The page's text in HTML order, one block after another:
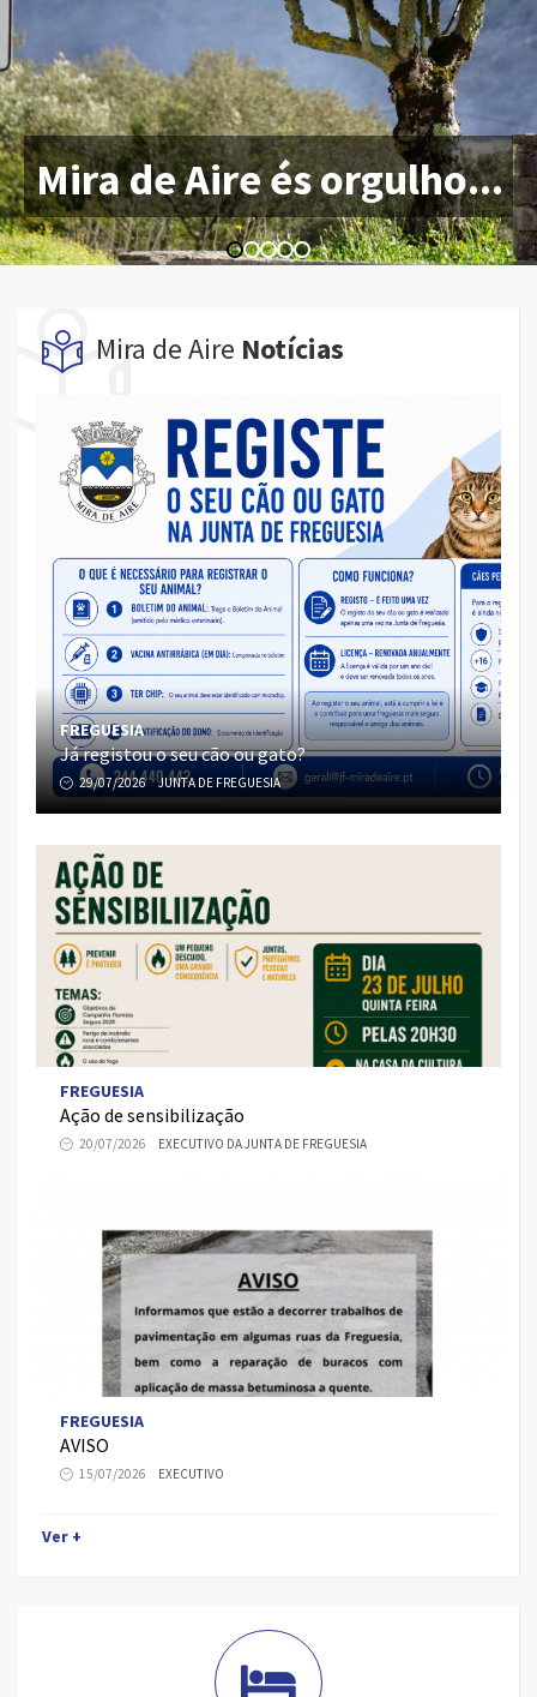
Mira de Aire és orgulho...
Mira de Aire Notícias
FREGUESIA
Já registou o seu cão ou gato?
29/07/2026 JUNTA DE FREGUESIA
FREGUESIA
Ação de sensibilização
20/07/2026 EXECUTIVO DA JUNTA DE FREGUESIA
FREGUESIA
AVISO
15/07/2026 EXECUTIVO
Ver +